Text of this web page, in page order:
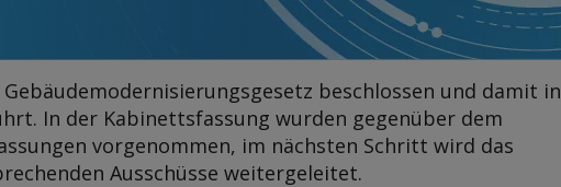
beschlossen und damit in
In der Kabinettsfassung wurden gegenüber dem
vorgenommen, im nächsten Schritt wird das
Ausschüsse weitergeleitet.